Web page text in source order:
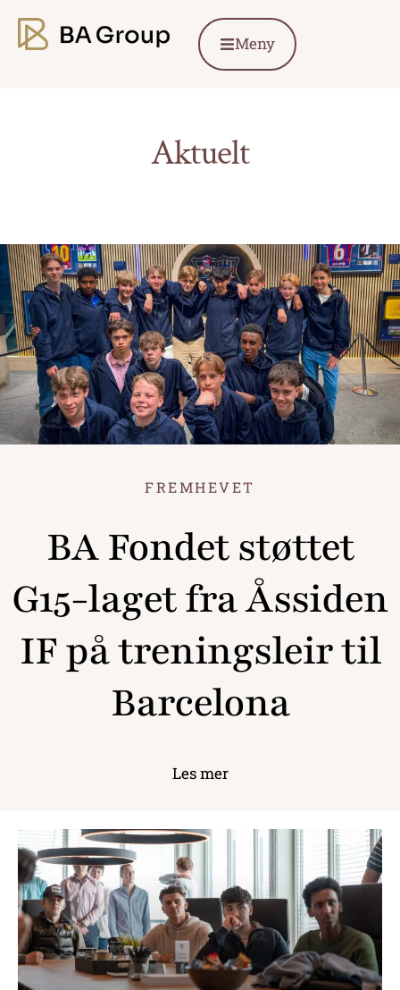
Meny
Aktuelt
FREMHEVET
BA Fondet støttet
G15-laget fra Åssiden
IF på treningsleir til
Barcelona
Les mer